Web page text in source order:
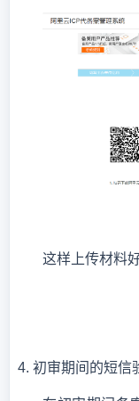
这样上传材料
4.初审期间的短信